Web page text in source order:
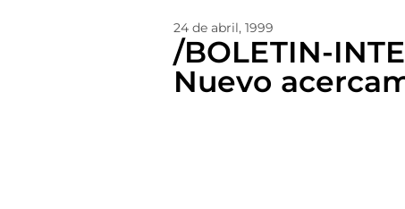
24 de abril, 1999
/BOLETIN-
Nuevo